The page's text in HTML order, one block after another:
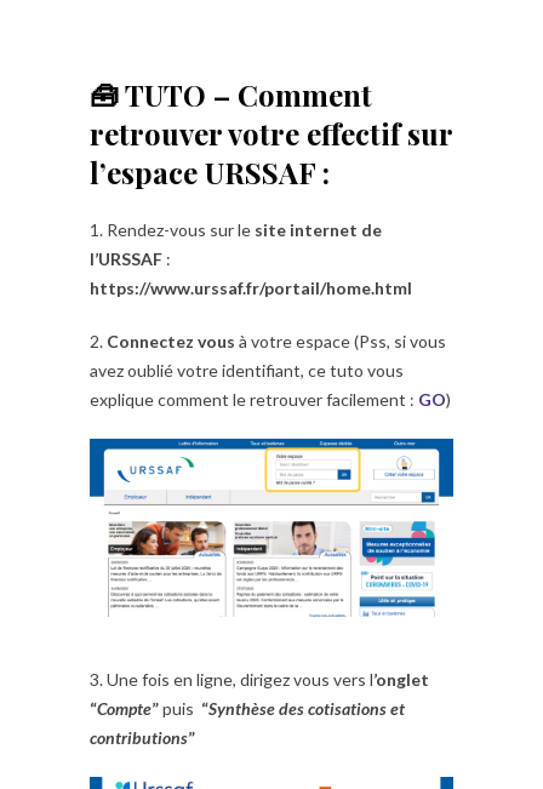
🧰 TUTO – Comment
retrouver votre effectif sur
l’espace URSSAF :
1. Rendez-vous sur le site internet de
l’URSSAF :
https://www.urssaf.fr/portail/home.html
2. Connectez vous à votre espace (Pss, si vous
avez oublié votre identifiant, ce tuto vous
explique comment le retrouver facilement : GO)
3. Une fois en ligne, dirigez vous vers l’onglet
“Compte”puis “Synthèse des cotisations et
contributions”